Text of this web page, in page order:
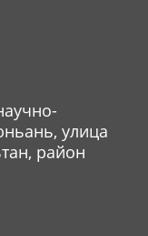
улица
район